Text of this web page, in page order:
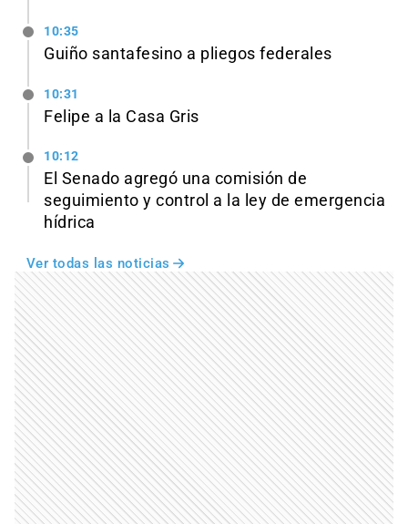
10:35
Guiño santafesino a pliegos federales
10:31
Felipe a la Casa Gris
10:12
El Senado agregó una comisión de
seguimiento y control a la ley de emergencia
hídrica
Ver todas las noticias